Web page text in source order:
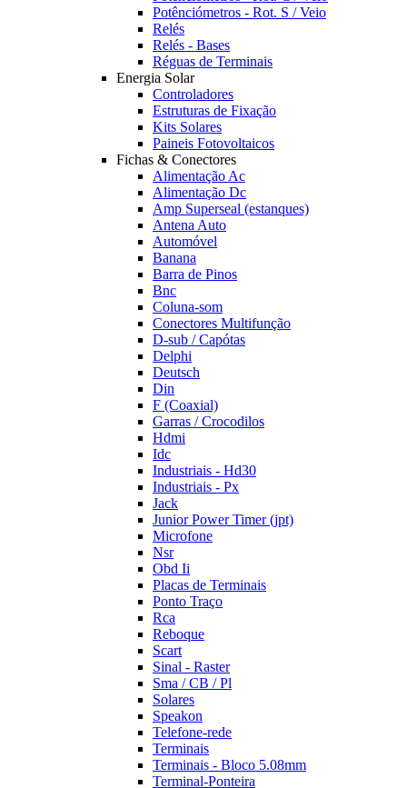
Potênciómetros - Rot. S / Veio
Relés
Relés - Bases
Réguas de Terminais
Energia Solar
Controladores
Estruturas de Fixação
Kits Solares
Paineis Fotovoltaicos
Fichas & Conectores
Alimentação Ac
Alimentação Dc
Amp Superseal (estanques)
Antena Auto
Automóvel
Banana
Barra de Pinos
Bnc
Coluna-som
Conectores Multifunção
D-sub / Capótas
Delphi
Deutsch
Din
F (Coaxial)
Garras / Crocodilos
Hdmi
Idc
Industriais - Hd30
Industriais - Px
Jack
Junior Power Timer (jpt)
Microfone
Nsr
Obd Ii
Placas de Terminais
Ponto Traço
Rca
Reboque
Scart
Sinal - Raster
Sma / CB / Pl
Solares
Speakon
Telefone-rede
Terminais
Terminais - Bloco 5.08mm
Terminal-Ponteira